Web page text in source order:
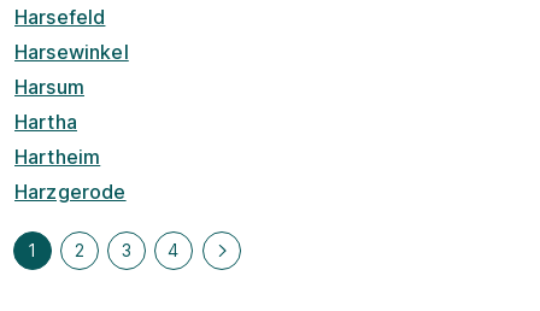
Harsefeld
Harsewinkel
Harsum
Hartha
Hartheim
Harzgerode
1 2 3 4